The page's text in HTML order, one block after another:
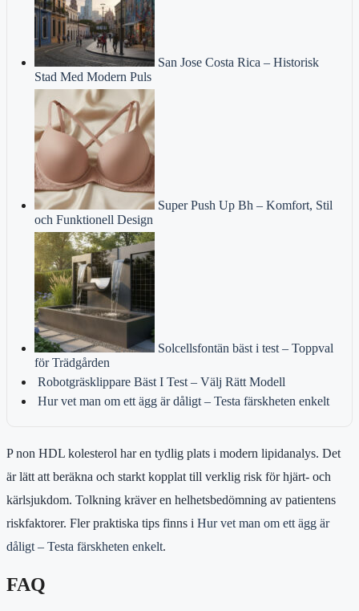
San Jose Costa Rica – Historisk
Stad Med Modern Puls
Super Push Up Bh – Komfort, Stil
och Funktionell Design
Solcellsfontän bäst i test – Toppval
för Trädgården
Robotgräsklippare Bäst I Test – Välj Rätt Modell
Hur vet man om ett ägg är dåligt – Testa färskheten enkelt
P non HDL kolesterol har en tydlig plats i modern lipidanalys. Det
är lätt att beräkna och starkt kopplat till verklig risk för hjärt- och
kärlsjukdom. Tolkning kräver en helhetsbedömning av patientens
riskfaktorer. Fler praktiska tips finns i Hur vet man om ett ägg är
dåligt – Testa färskheten enkelt.
FAQ